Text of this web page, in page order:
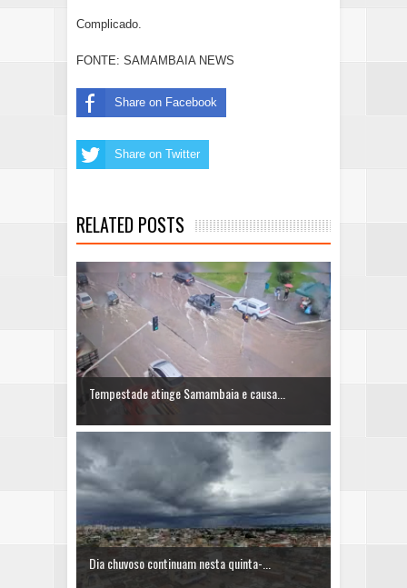
Complicado.
FONTE: SAMAMBAIA NEWS
Share on Facebook
Share on Twitter
RELATED POSTS
Tempestade atinge Samambaia e causa...
Dia chuvoso continuam nesta quinta-...